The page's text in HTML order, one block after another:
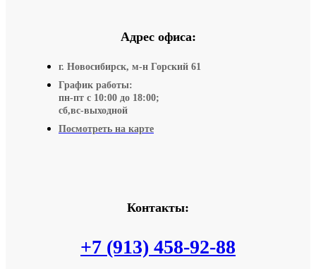
Адрес офиса:
г. Новосибирск, м-н Горский 61
График работы:
пн-пт с 10:00 до 18:00;
сб,вс-выходной
Посмотреть на карте
Контакты:
+7 (913) 458-92-88